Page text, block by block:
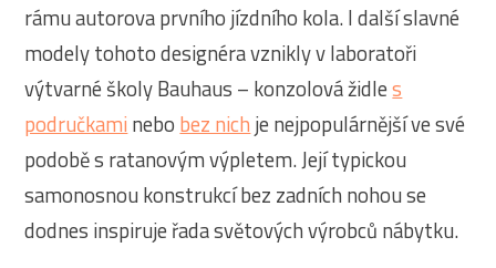
rámu autorova prvního jízdního kola. I další slavné
modely tohoto designéra vznikly v laboratoři
výtvarné školy Bauhaus – konzolová židles
područkami nebo bez nich je nejpopulárnější ve své
podobě s ratanovým výpletem. Její typickou
samonosnou konstrukcí bez zadních nohou se
dodnes inspiruje řada světových výrobců nábytku.